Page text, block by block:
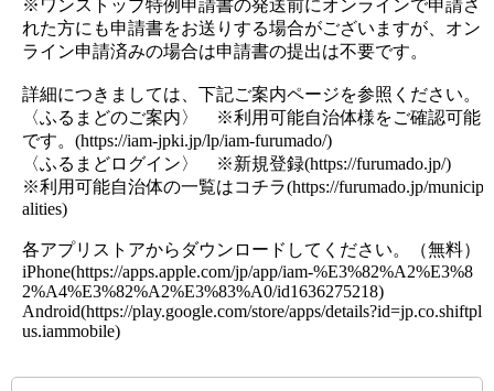
※ワンストップ特例申請書の発送前にオンラインで申請さ
れた方にも申請書をお送りする場合がございますが、オン
ライン申請済みの場合は申請書の提出は不要です。
詳細につきましては、下記ご案内ページを参照ください。
〈ふるまどのご案内〉 ※利用可能自治体様をご確認可能
です。(https://iam-jpki.jp/lp/iam-furumado/)
〈ふるまどログイン〉 ※新規登録(https://furumado.jp/)
※利用可能自治体の一覧はコチラ(https://furumado.jp/municip
alities)
各アプリストアからダウンロードしてください。（無料）
iPhone(https://apps.apple.com/jp/app/iam-%E3%82%A2%E3%8
2%A4%E3%82%A2%E3%83%A0/id1636275218)
Android(https://play.google.com/store/apps/details?id=jp.co.shiftpl
us.iammobile)